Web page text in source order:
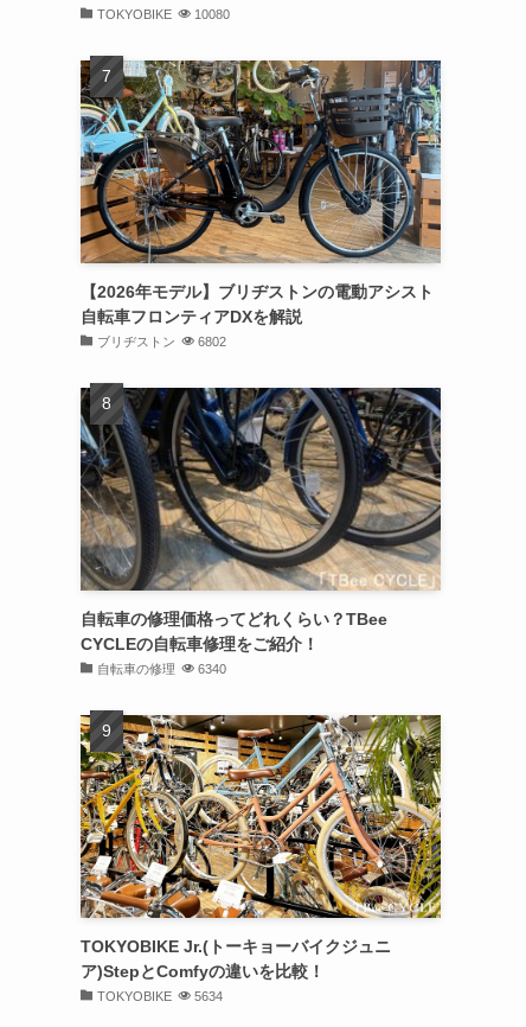
TOKYOBIKE 10080
【2026年モデル】ブリヂストンの電動アシスト
自転車フロンティアDXを解説
ブリヂストン 6802
自転車の修理価格ってどれくらい？TBee
CYCLEの自転車修理をご紹介！
自転車の修理 6340
TOKYOBIKE Jr.(トーキョーバイクジュニ
ア)StepとComfyの違いを比較！
TOKYOBIKE 5634